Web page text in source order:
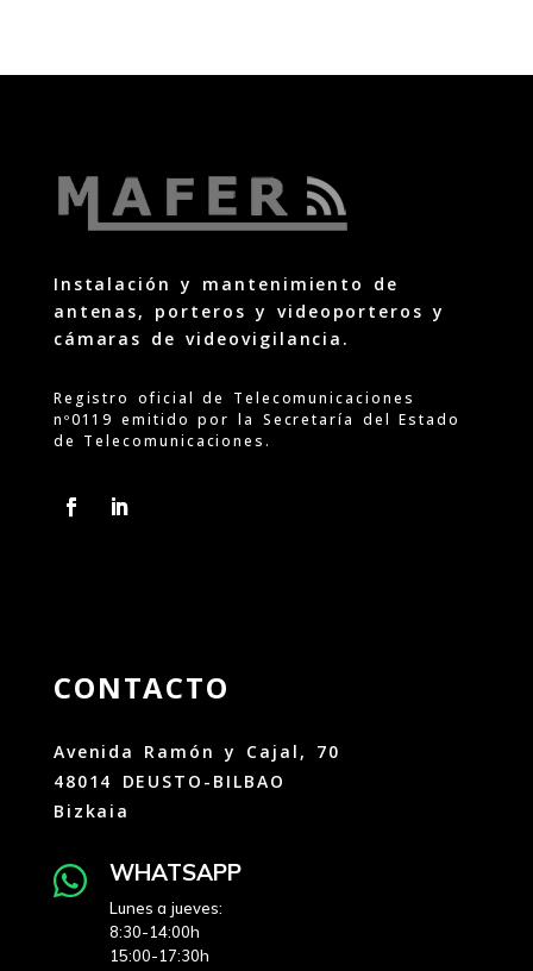
Instalación y mantenimiento de
antenas, porteros y videoporteros y
cámaras de videovigilancia.
Registro oficial de Telecomunicaciones
nº0119 emitido por la Secretaría del Estado
de Telecomunicaciones.
CONTACTO
Avenida Ramón y Cajal, 70
48014 DEUSTO-BILBAO
Bizkaia
 WHATSAPP
Lunes a jueves:
8:30-14:00h
15:00-17:30h